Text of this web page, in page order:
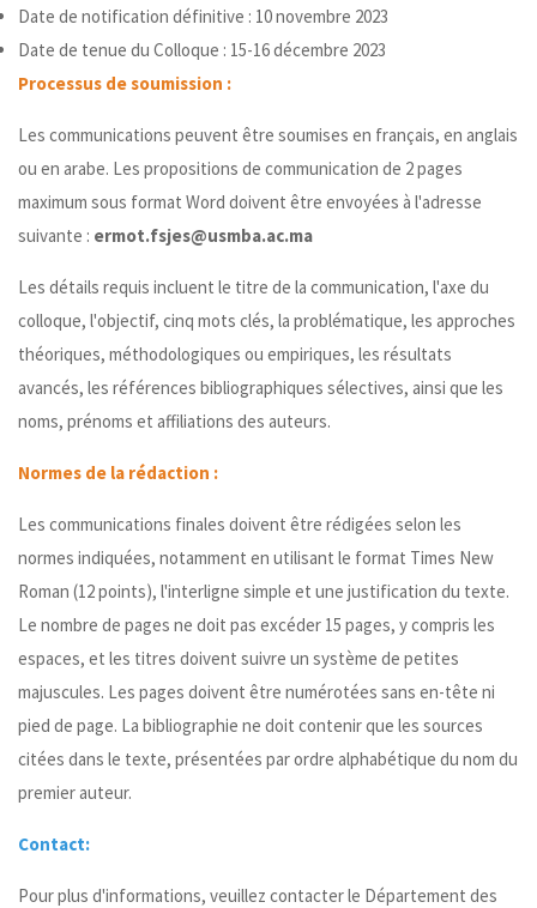
Date de notification définitive : 10 novembre 2023
Date de tenue du Colloque : 15-16 décembre 2023
Processus de soumission :
Les communications peuvent être soumises en français, en anglais
ou en arabe. Les propositions de communication de 2 pages
maximum sous format Word doivent être envoyées à l'adresse
suivante : ermot.fsjes@usmba.ac.ma
Les détails requis incluent le titre de la communication, l'axe du
colloque, l'objectif, cinq mots clés, la problématique, les approches
théoriques, méthodologiques ou empiriques, les résultats
avancés, les références bibliographiques sélectives, ainsi que les
noms, prénoms et affiliations des auteurs.
Normes de la rédaction :
Les communications finales doivent être rédigées selon les
normes indiquées, notamment en utilisant le format Times New
Roman (12 points), l'interligne simple et une justification du texte.
Le nombre de pages ne doit pas excéder 15 pages, y compris les
espaces, et les titres doivent suivre un système de petites
majuscules. Les pages doivent être numérotées sans en-tête ni
pied de page. La bibliographie ne doit contenir que les sources
citées dans le texte, présentées par ordre alphabétique du nom du
premier auteur.
Contact:
Pour plus d'informations, veuillez contacter le Département des